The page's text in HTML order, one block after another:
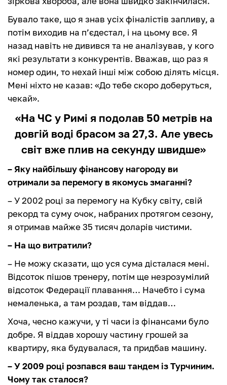
Бувало таке, що я знав усіх фіналістів запливу, а
потім виходив на п’єдестал, і на цьому все. Я
назад навіть не дивився та не аналізував, у кого
які результати з конкурентів. Вважав, що раз я
номер один, то нехай інші між собою ділять місця.
Мені ніхто не казав: «До тебе скоро доберуться,
чекай».
«На ЧС у Римі я подолав 50 метрів на
довгій воді брасом за 27,3. Але увесь
світ вже плив на секунду швидше»
– Яку найбільшу фінансову нагороду ви
отримали за перемогу в якомусь змаганні?
– У 2002 році за перемогу на Кубку світу, свій
рекорд та суму очок, набраних протягом сезону,
я отримав майже 35 тисяч доларів чистими.
– На що витратили?
– Не можу сказати, що уся сума дісталася мені.
Відсоток пішов тренеру, потім ще незрозумілий
відсоток Федерації плавання… Начебто і сума
немаленька, а там роздав, там віддав…
Хоча, чесно кажучи, у ті часи із фінансами було
добре. Я віддав хорошу частину грошей за
квартиру, яка будувалася, та придбав машину.
– У 2009 році розпався ваш тандем із Турчиним.
Чому так сталося?